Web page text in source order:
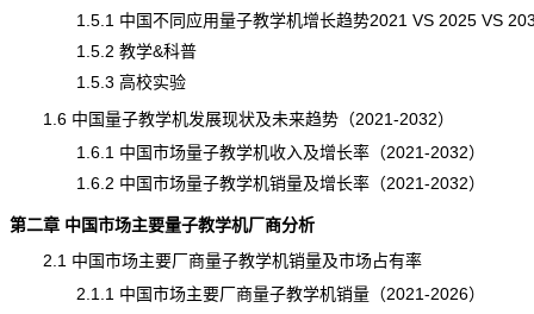
1.5.1 中国不同应用量子教学机增长趋势2021 VS 2025 VS
1.5.2 教学&科普
1.5.3 高校实验
1.6 中国量子教学机发展现状及未来趋势（2021-2032）
1.6.1 中国市场量子教学机收入及增长率（2021-2032）
1.6.2 中国市场量子教学机销量及增长率（2021-2032）
第二章 中国市场主要量子教学机厂商分析
2.1 中国市场主要厂商量子教学机销量及市场占有率
2.1.1 中国市场主要厂商量子教学机销量（2021-2026）